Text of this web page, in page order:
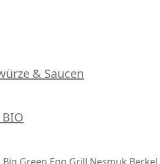
& Saucen